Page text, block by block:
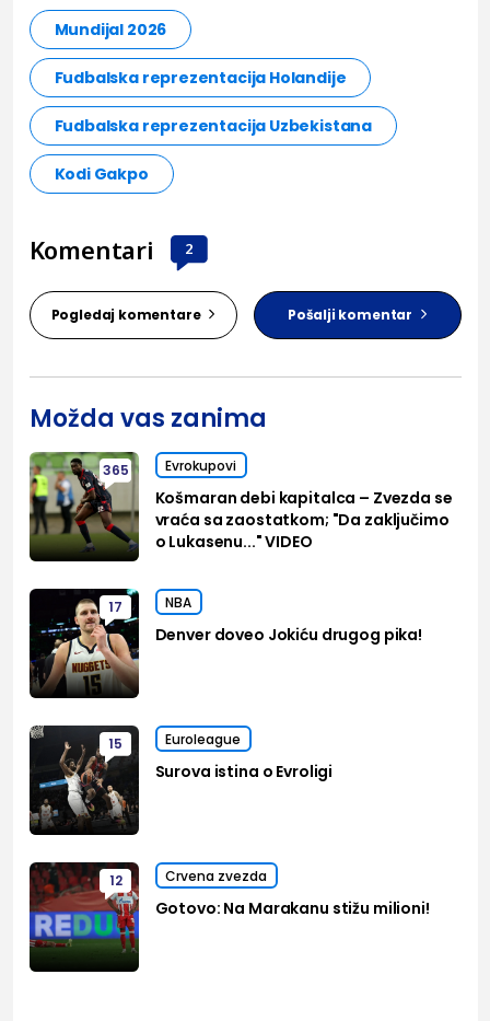
Mundijal 2026
Fudbalska reprezentacija Holandije
Fudbalska reprezentacija Uzbekistana
Kodi Gakpo
Komentari 2
Pogledaj komentare Pošalji komentar
Možda vas zanima
365 Evrokupovi
Košmaran debi kapitalca – Zvezda se
vraća sa zaostatkom; "Da zaključimo
o Lukasenu..." VIDEO
17 NBA
Denver doveo Jokiću drugog pika!
15 Euroleague
Surova istina o Evroligi
12 Crvena zvezda
Gotovo: Na Marakanu stižu milioni!